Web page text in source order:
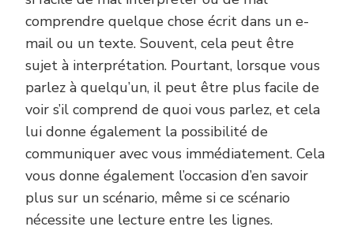
comprendre quelque chose écrit dans un e-
mail ou un texte. Souvent, cela peut être
sujet à interprétation. Pourtant, lorsque vous
parlez à quelqu’un, il peut être plus facile de
voir s’il comprend de quoi vous parlez, et cela
lui donne également la possibilité de
communiquer avec vous immédiatement. Cela
vous donne également l’occasion d’en savoir
plus sur un scénario, même si ce scénario
nécessite une lecture entre les lignes.